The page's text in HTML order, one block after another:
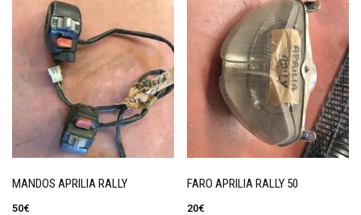
MANDOS APRILIA RALLY
50€
FARO APRILIA RALLY 50
20€